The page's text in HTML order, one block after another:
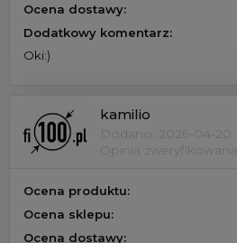
Ocena dostawy:
Dodatkowy komentarz:
Oki:)
kamilio
Dodano: 2026-04-20
Opinia zweryfikowana
Ocena produktu:
Ocena sklepu:
Ocena dostawy: